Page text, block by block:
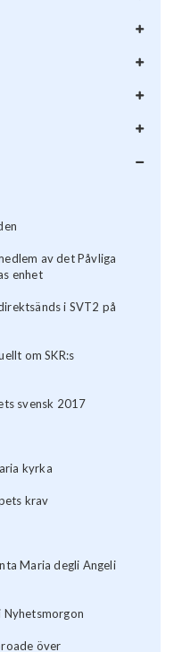
av det Påvliga
enhet
i SVT2 på
om SKR:s
svensk 2017
kyrka
krav
Maria degli Angeli
över